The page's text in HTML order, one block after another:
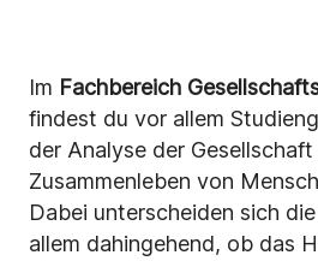
Im Fachbereich
findest du vor allem
der Analyse der
Zusammenleben von
Dabei unterscheiden sich
allem dahingehend, ob das